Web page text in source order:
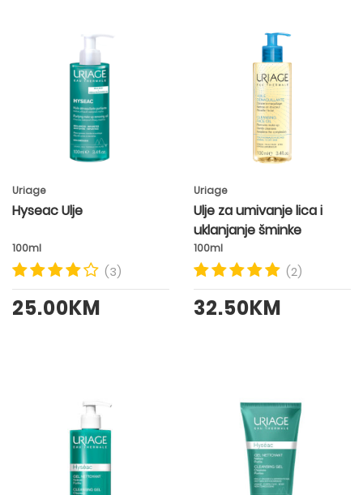
Uriage
Hyseac Ulje
100ml
(3)
25.00KM
Uriage
Ulje za umivanje lica i
uklanjanje šminke
100ml
(2)
32.50KM